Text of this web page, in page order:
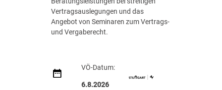
n
Vertragsauslegungen und das
Angebot von Seminaren zum Vertrags-
und Vergaberecht.
VÖ-Datum:
6.8.2026